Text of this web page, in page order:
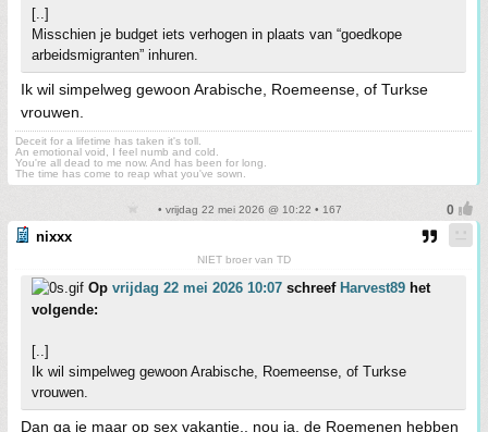
[..]
Misschien je budget iets verhogen in plaats van “goedkope
arbeidsmigranten” inhuren.
Ik wil simpelweg gewoon Arabische, Roemeense, of Turkse
vrouwen.
Deceit for a lifetime has taken it's toll.
An emotional void, I feel numb and cold.
You're all dead to me now. And has been for long.
The time has come to reap what you've sown.
• vrijdag 22 mei 2026 @ 10:22 • 167
nixxx
NIET broer van TD
Op vrijdag 22 mei 2026 10:07 schreef Harvest89 het
volgende:
[..]
Ik wil simpelweg gewoon Arabische, Roemeense, of Turkse
vrouwen.
Dan ga je maar op sex vakantie.. nou ja, de Roemenen hebben